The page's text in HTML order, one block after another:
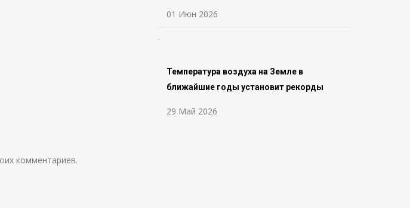
комментариев.
01 Июн 2026
Температура воздуха на Земле в
ближайшие годы установит рекорды
29 Май 2026